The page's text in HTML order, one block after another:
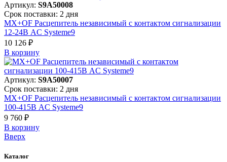
Артикул: S9A50008
Срок поставки: 2 дня
MX+OF Расцепитель независимый с контактом сигнализации
12-24В AC Systeme9
10 126 ₽
В корзинy
Артикул: S9A50007
Срок поставки: 2 дня
MX+OF Расцепитель независимый с контактом сигнализации
100-415В AC Systeme9
9 760 ₽
В корзинy
Вверх
Каталог